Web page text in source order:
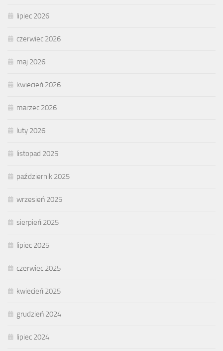
lipiec 2026
czerwiec 2026
maj 2026
kwiecień 2026
marzec 2026
luty 2026
listopad 2025
październik 2025
wrzesień 2025
sierpień 2025
lipiec 2025
czerwiec 2025
kwiecień 2025
grudzień 2024
lipiec 2024